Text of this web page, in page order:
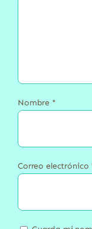
Nombre *
Correo electrónico